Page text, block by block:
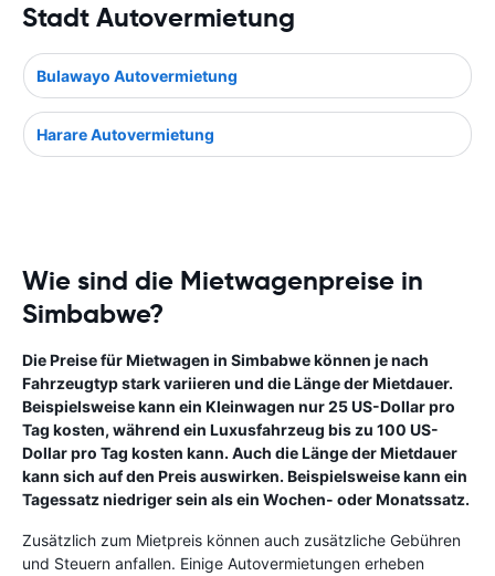
Stadt Autovermietung
Bulawayo Autovermietung
Harare Autovermietung
Wie sind die Mietwagenpreise in
Simbabwe?
Die Preise für Mietwagen in Simbabwe können je nach
Fahrzeugtyp stark variieren und die Länge der Mietdauer.
Beispielsweise kann ein Kleinwagen nur 25 US-Dollar pro
Tag kosten, während ein Luxusfahrzeug bis zu 100 US-
Dollar pro Tag kosten kann. Auch die Länge der Mietdauer
kann sich auf den Preis auswirken. Beispielsweise kann ein
Tagessatz niedriger sein als ein Wochen- oder Monatssatz.
Zusätzlich zum Mietpreis können auch zusätzliche Gebühren
und Steuern anfallen. Einige Autovermietungen erheben